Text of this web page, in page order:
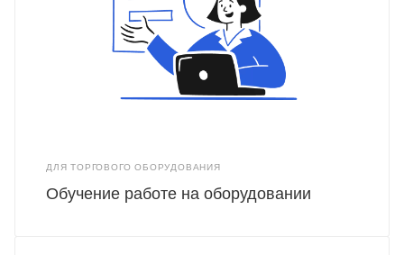
ДЛЯ ТОРГОВОГО ОБОРУДОВАНИЯ
Обучение работе на оборудовании